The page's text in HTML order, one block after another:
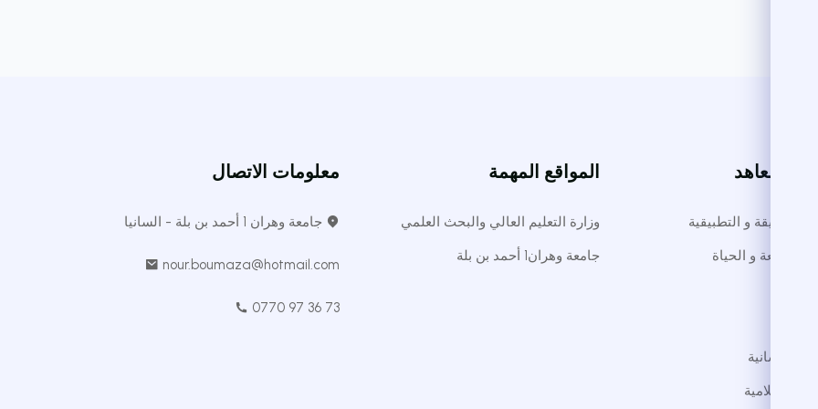
والمعاهد
الدقيقة و التطبيقية
الطبيعة و الحياة
الإنسانية
الإسلامية
المواقع المهمة
وزارة التعليم العالي والبحث العلمي
جامعة وهران1 أحمد بن بلة
معلومات الاتصال
جامعة وهران 1 أحمد بن بلة - السانيا
nour.boumaza@hotmail.com
0770 97 36 73